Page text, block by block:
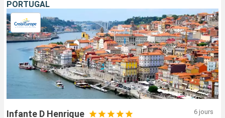
PORTUGAL
Infante D Henrique
6 jours